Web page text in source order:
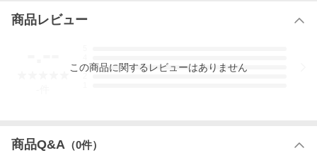
お急ぎのお客様は、ご注文前に納期のご確認をお願いいたしま
す。
受注生産品につきましては、工場の稼働状況や部材の在庫状況に
商品レビュー
3
この商品に関するレビューはありません
商品Q&A （0件）